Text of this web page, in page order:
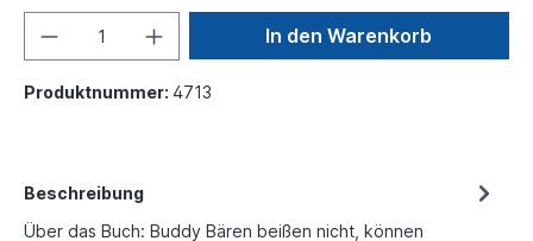
In den Warenkorb
Produktnummer: 4713
Beschreibung
Über das Buch: Buddy Bären beißen nicht, können